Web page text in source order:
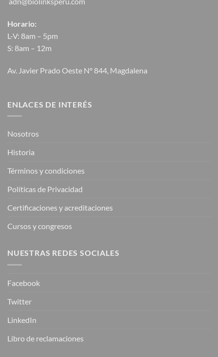
Horario:
L-V: 8am – 5pm
S: 8am – 12m
Av. Javier Prado Oeste N° 844, Magdalena
ENLACES DE INTERÉS
Nosotros
Historia
Términos y condiciones
Políticas de Privacidad
Certificaciones y acreditaciones
Cursos y congresos
NUESTRAS REDES SOCIALES
Facebook
Twitter
LinkedIn
Libro de reclamaciones